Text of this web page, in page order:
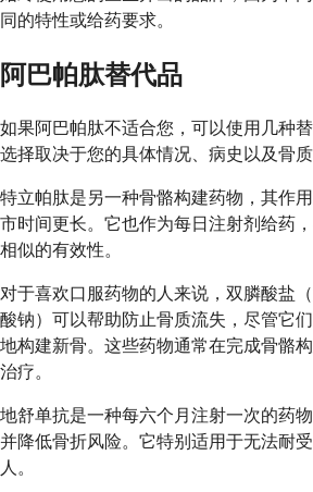
同的特性或给药要求。
阿巴帕肽替代品
如果阿巴帕肽不适合您，可以使用几种
选择取决于您的具体情况、病史以及骨
特立帕肽是另一种骨骼构建药物，其作
市时间更长。它也作为每日注射剂给药
相似的有效性。
对于喜欢口服药物的人来说，双膦酸盐
酸钠）可以帮助防止骨质流失，尽管它
地构建新骨。这些药物通常在完成骨骼
治疗。
地舒单抗是一种每六个月注射一次的药
并降低骨折风险。它特别适用于无法耐
人。